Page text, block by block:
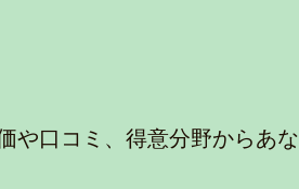
や口コミ、得意分野からあな